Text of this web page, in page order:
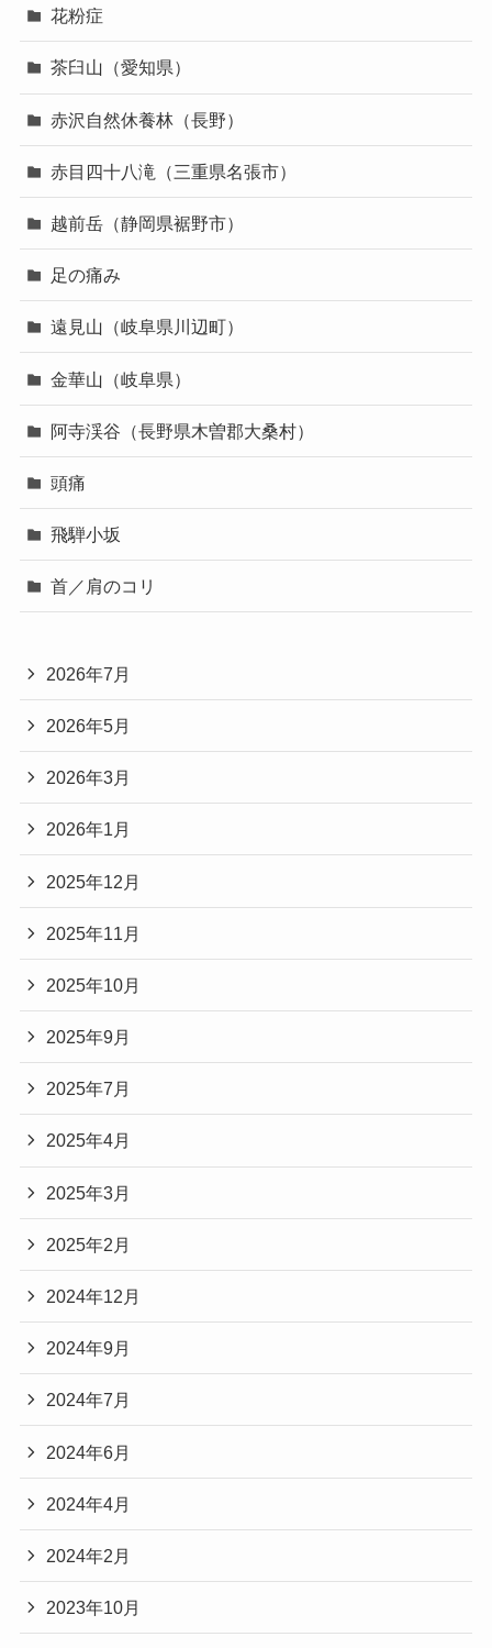
花粉症
茶臼山（愛知県）
赤沢自然休養林（長野）
赤目四十八滝（三重県名張市）
越前岳（静岡県裾野市）
足の痛み
遠見山（岐阜県川辺町）
金華山（岐阜県）
阿寺渓谷（長野県木曽郡大桑村）
頭痛
飛騨小坂
首／肩のコリ
2026年7月
2026年5月
2026年3月
2026年1月
2025年12月
2025年11月
2025年10月
2025年9月
2025年7月
2025年4月
2025年3月
2025年2月
2024年12月
2024年9月
2024年7月
2024年6月
2024年4月
2024年2月
2023年10月